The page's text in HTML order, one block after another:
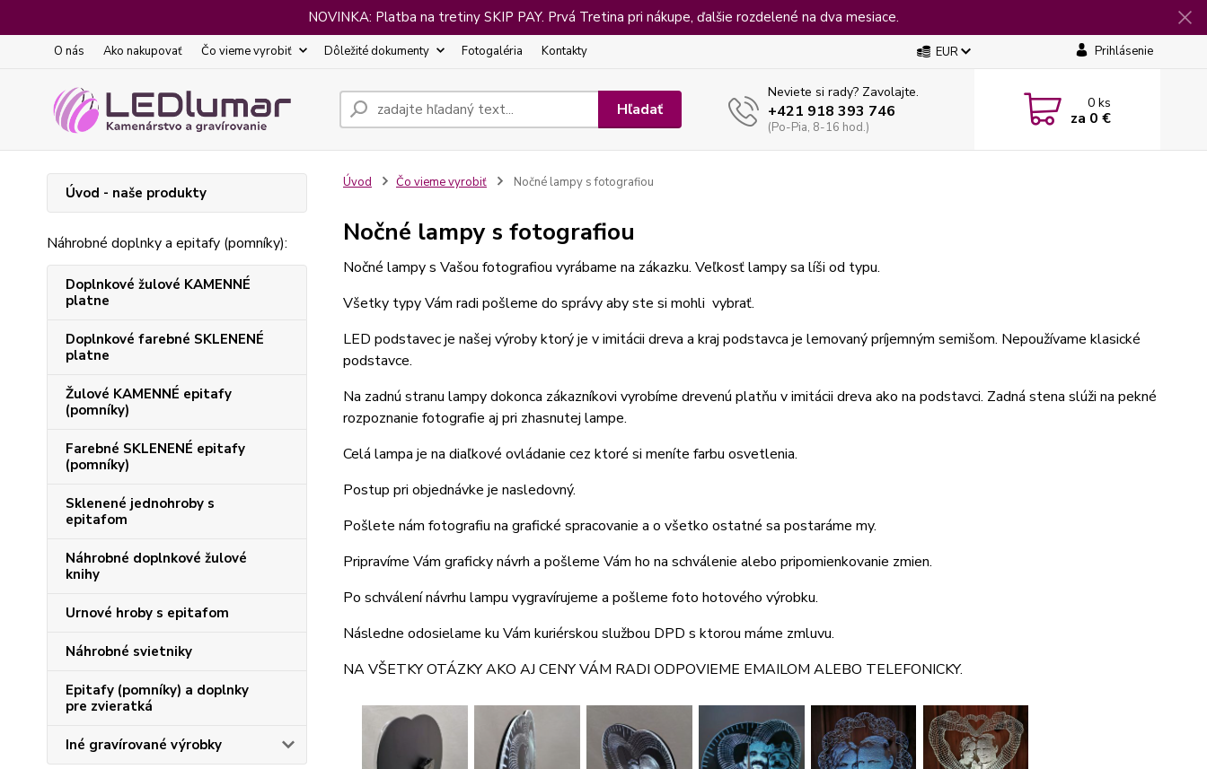
NOVINKA: Platba na tretiny SKIP PAY. Prvá Tretina pri nákupe, ďalšie rozdelené na dva mesiace.
O nás Ako nakupovať Čo vieme vyrobiť Dôležité dokumenty Fotogaléria Kontakty EUR Prihlásenie
Hľadať
Neviete si rady? Zavolajte.
+421 918 393 746
(Po-Pia, 8-16 hod.)
0ks
za 0 €
Úvod - naše produkty
Náhrobné doplnky a epitafy (pomníky):
Doplnkové žulové KAMENNÉ
platne
Doplnkové farebné SKLENENÉ
platne
Žulové KAMENNÉ epitafy
(pomníky)
Farebné SKLENENÉ epitafy
(pomníky)
Sklenené jednohroby s
epitafom
Náhrobné doplnkové žulové
knihy
Urnové hroby s epitafom
Náhrobné svietniky
Epitafy (pomníky) a doplnky
pre zvieratká
Iné gravírované výrobky
Úvod Čo vieme vyrobiť Nočné lampy s fotografiou
Nočné lampy s fotografiou
Nočné lampy s Vašou fotografiou vyrábame na zákazku. Veľkosť lampy sa líši od typu.
Všetky typy Vám radi pošleme do správy aby ste si mohli vybrať.
LED podstavec je našej výroby ktorý je v imitácii dreva a kraj podstavca je lemovaný príjemným semišom. Nepoužívame klasické
podstavce.
Na zadnú stranu lampy dokonca zákazníkovi vyrobíme drevenú platňu v imitácii dreva ako na podstavci. Zadná stena slúži na pekné
rozpoznanie fotografie aj pri zhasnutej lampe.
Celá lampa je na diaľkové ovládanie cez ktoré si meníte farbu osvetlenia.
Postup pri objednávke je nasledovný.
Pošlete nám fotografiu na grafické spracovanie a o všetko ostatné sa postaráme my.
Pripravíme Vám graficky návrh a pošleme Vám ho na schválenie alebo pripomienkovanie zmien.
Po schválení návrhu lampu vygravírujeme a pošleme foto hotového výrobku.
Následne odosielame ku Vám kuriérskou službou DPD s ktorou máme zmluvu.
NA VŠETKY OTÁZKY AKO AJ CENY VÁM RADI ODPOVIEME EMAILOM ALEBO TELEFONICKY.